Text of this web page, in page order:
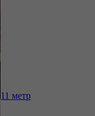
11 метр